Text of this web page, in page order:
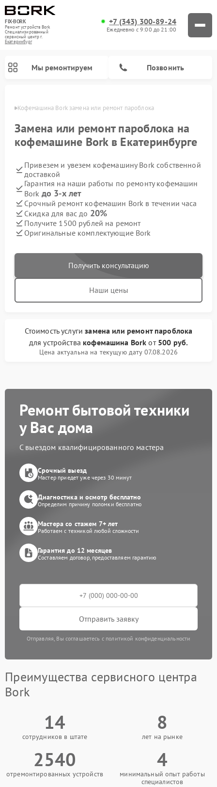
FIX-BORK
Ремонт устройств Bork
Специализированный
cервисный центр г.
Екатеринбург
+7 (343) 300-89-24
Ежедневно с 9:00 до 21:00
Мы ремонтируем Позвонить
Кофемашина Bork замена или ремонт пароблока
Замена или ремонт пароблока на
кофемашине Bork в Екатеринбурге
Привезем и увезем кофемашину Bork собственной
доставкой
Гарантия на наши работы по ремонту кофемашин
Bork до 3-х лет
Срочный ремонт кофемашин Bork в течении часа
Скидка для вас до 20%
Получите 1500 рублей на ремонт
Оригинальные комплектующие Bork
Получить консультацию
Наши цены
Стоимость услугизамена или ремонт пароблока
для устройства кофемашина Bork от 500 руб.
Цена актуальна на текущую дату 07.08.2026
Ремонт бытовой техники
у Вас дома
С выездом квалифицированного мастера
Срочный выезд
Мастер приедет уже через 30 минут
Диагностика и осмотр бесплатно
Определим причину поломки бесплатно
Мастера со стажем 7+ лет
Работаем с техникой любой сложности
Гарантия до 12 месяцев
Составляем договор, предоставляем гарантию
Отправить заявку
Отправляя, Вы соглашаетесь с политикой конфиденциальности
Преимущества сервисного центра
Bork
14
сотрудников в штате
8
лет на рынке
2540
отремонтированных устройств
4
минимальный опыт работы
специалистов